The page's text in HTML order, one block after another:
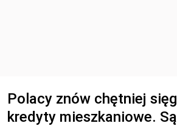
Polacy znów chętniej
kredyty mieszkaniowe.